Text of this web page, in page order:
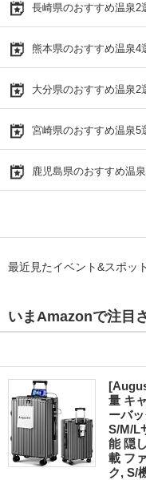
長崎県のおすすめ温泉2
熊本県のおすすめ温泉4
大分県のおすすめ温泉2
宮崎県のおすすめ温泉5
鹿児島県のおすすめ温
最近見たイベント&スポッ
いまAmazonで注目
量 キ
ーバ
S/M/L
能 隠
載 フ
ク, S/